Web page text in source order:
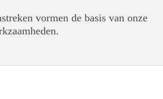
vormen de basis van onze